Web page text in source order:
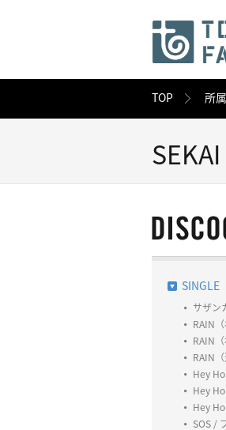
TOP 所
SEKAI
SINGLE
サザン
RAIN（
RAIN（
RAIN（
Hey Ho
Hey Ho
Hey Ho
SOS /